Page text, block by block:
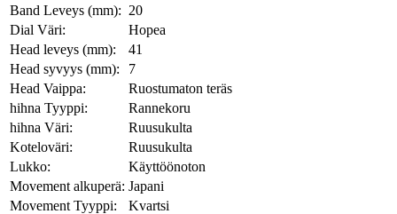
Band Leveys (mm): 20
Dial Väri:
Hopea
Head leveys (mm):
41
Head syvyys (mm):
7
Head Vaippa:
Ruostumaton teräs
hihna Tyyppi:
Rannekoru
hihna Väri:
Ruusukulta
Koteloväri:
Ruusukulta
Lukko:
Käyttöönoton
Movement alkuperä: Japani
Movement Tyyppi:
Kvartsi